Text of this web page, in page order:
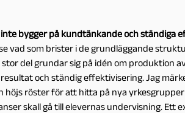
bygger på kundtänkande och ständiga
vad som brister i de grundläggande
del grundar sig på idén om produktion
och ständig effektivisering. Jag
röster för att hitta på nya
skall gå till elevernas undervisning. Ett